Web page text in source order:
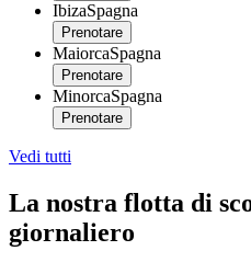
IbizaSpagna
Prenotare
MaiorcaSpagna
Prenotare
MinorcaSpagna
Prenotare
Vedi tutti
La nostra flotta di
giornaliero